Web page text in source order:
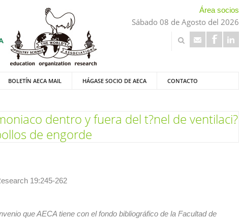
Área socios
Sábado 08 de Agosto del 2026
BOLETÍN AECA MAIL HÁGASE SOCIO DE AECA CONTACTO
dentro y fuera del t?nel de ventilaci?
de engorde
19:245-262
que AECA tiene con el fondo bibliográfico de la Facultad de